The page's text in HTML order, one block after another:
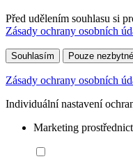
Před udělením souhlasu si
Zásady ochrany osobních
Souhlasím Pouze nezbytné
Zásady ochrany osobních
Individuální nastavení
Marketing